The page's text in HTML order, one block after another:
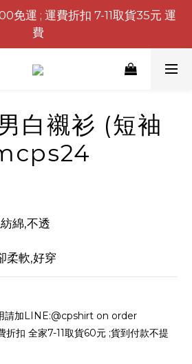
免運 ; 運費折扣 7-11取貨35元 運
費
白襯衫 (短袖
綿,不透
柔軟,好穿
請加LINE:@cpshirt on order
扣 全家7-11取貨60元 ;貨到付款不提